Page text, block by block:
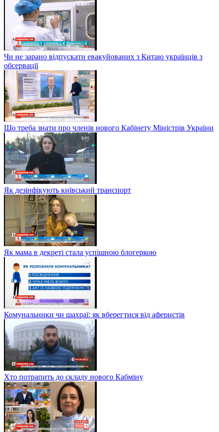
Чи не зарано відпускати евакуйованих з Китаю українців з
обсервації
Що треба знати про членів нового Кабінету Міністрів України
Як дезінфікують київський транспорт
Як мама в декреті стала успішною блогеркою
Комунальники чи шахраї: як вберегтися від аферистів
Хто потрапить до складу нового Кабміну